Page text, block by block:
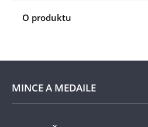
O produktu
mimořádně velkých mincí.
kapslí vkládat mince
plast pevně drží kapsle
MINCE A MEDAILE